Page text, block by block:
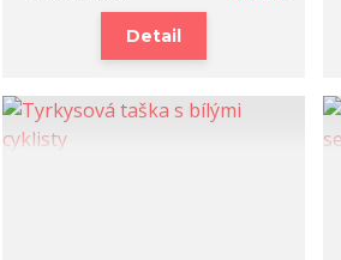
Detail